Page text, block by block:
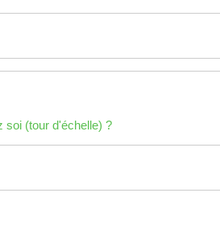
soi (tour d'échelle) ?